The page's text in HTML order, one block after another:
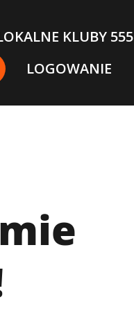
KLUBY 555
LOGOWANIE